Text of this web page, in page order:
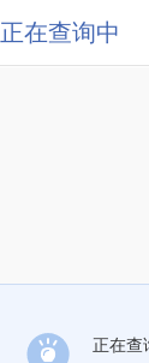
正在查询中
正在查